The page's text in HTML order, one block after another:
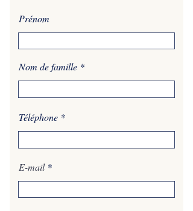
Prénom
Nom de famille
Téléphone
E-mail